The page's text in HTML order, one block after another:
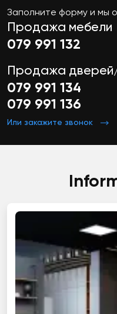
Заполните форму и мы
Продажа мебели
079 991 132
Продажа
079 991 134
079 991 136
Или закажите звонок